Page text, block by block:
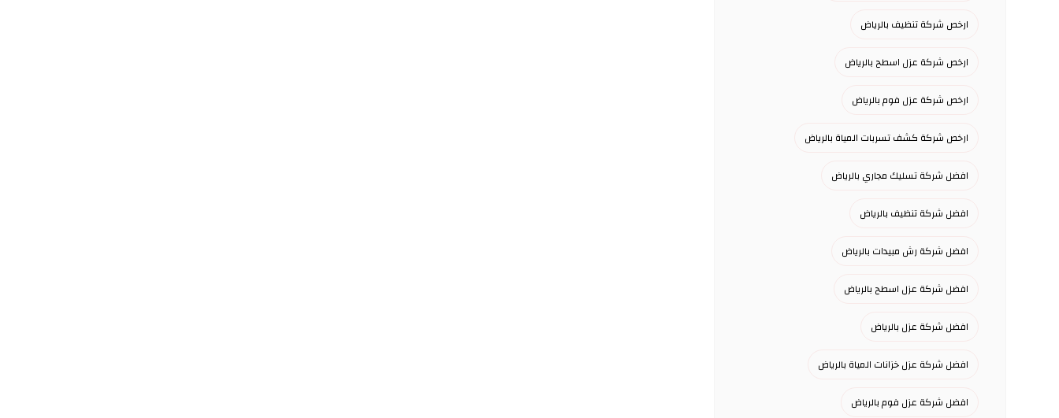
ارخص شركة تنظيف بالرياض
ارخص شركة عزل اسطح بالرياض
ارخص شركة عزل فوم بالرياض
ارخص شركة كشف تسربات المياة بالرياض
افضل شركة تسليك مجاري بالرياض
افضل شركة تنظيف بالرياض
افضل شركة رش مبيدات بالرياض
افضل شركة عزل اسطح بالرياض
افضل شركة عزل بالرياض
افضل شركة عزل خزانات المياة بالرياض
افضل شركة عزل فوم بالرياض